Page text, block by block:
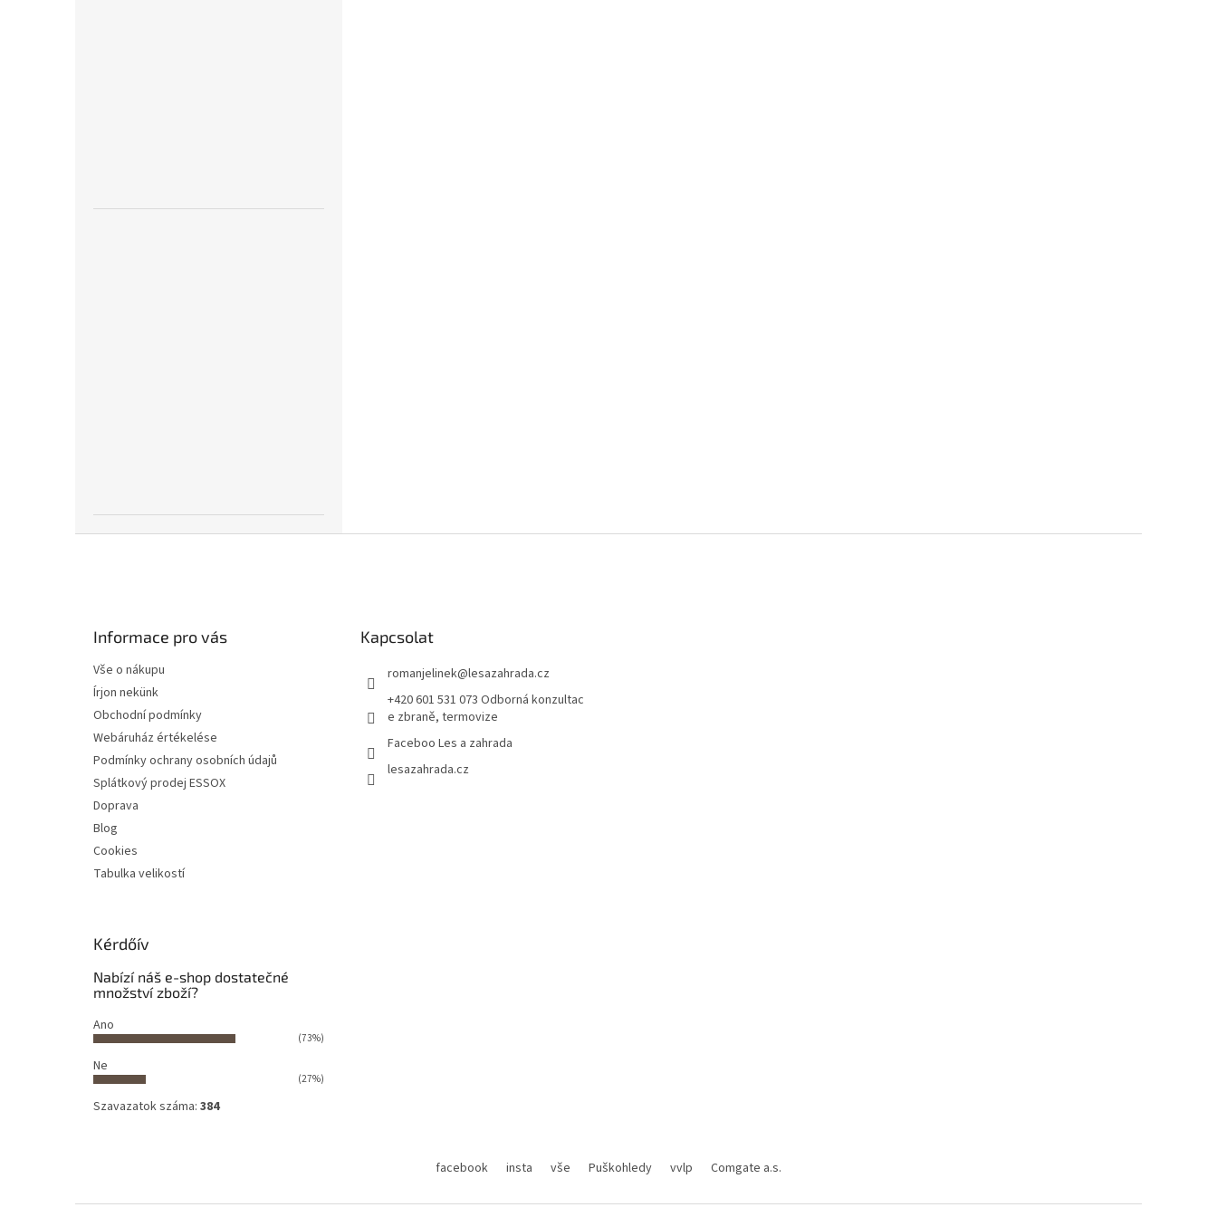
Informace pro vás
Vše o nákupu
Írjon nekünk
Obchodní podmínky
Webáruház értékelése
Podmínky ochrany osobních údajů
Splátkový prodej ESSOX
Doprava
Blog
Cookies
Tabulka velikostí
Kapcsolat
romanjelinek@lesazahrada.cz
+420 601 531 073 Odborná konzultac
e zbraně, termovize
Faceboo Les a zahrada
lesazahrada.cz
Kérdőív
Nabízí náš e-shop dostatečné
množství zboží?
Ano
(73%)
Ne
(27%)
Szavazatok száma: 384
facebook insta vše Puškohledy vvlp Comgate a.s.